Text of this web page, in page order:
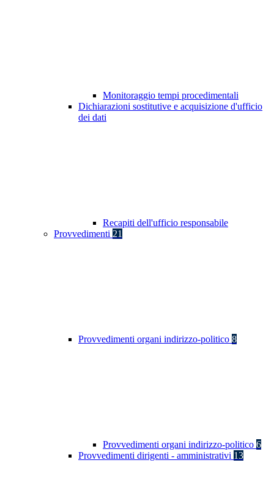
Monitoraggio tempi procedimentali
Dichiarazioni sostitutive e acquisizione d'ufficio
dei dati
Recapiti dell'ufficio responsabile
Provvedimenti 21
Provvedimenti organi indirizzo-politico 8
Provvedimenti organi indirizzo-politico 6
Provvedimenti dirigenti - amministrativi 13